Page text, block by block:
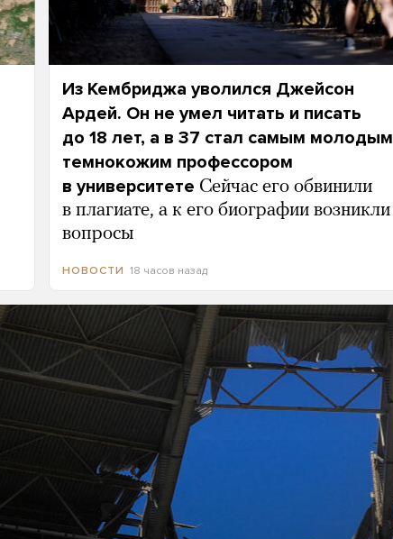
Из Кембриджа уволился Джейсон
Ардей. Он не умел читать и писать
до 18 лет, а в 37 стал самым молодым
темнокожим профессором
в университете Сейчас его обвинили
в плагиате, а к его биографии возникли
вопросы
НОВОСТИ 18 часов назад